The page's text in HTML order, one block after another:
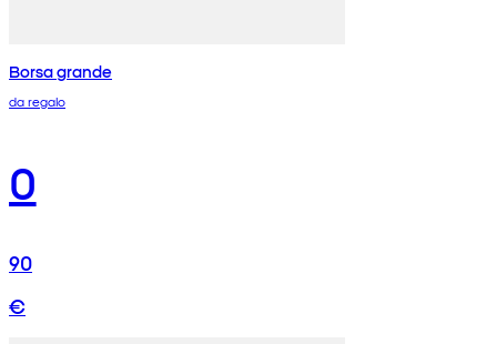
Borsa grande
da regalo
0
90
€